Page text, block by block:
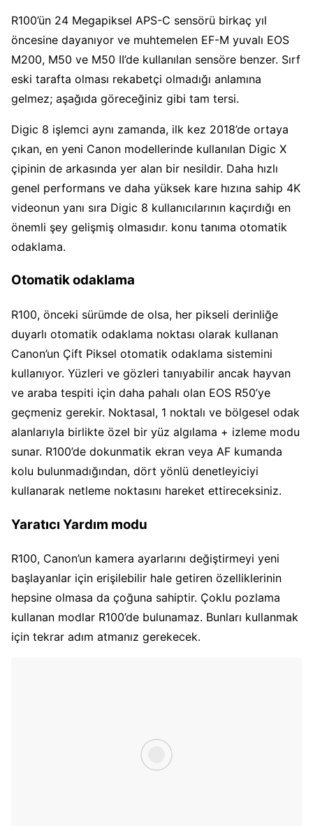
R100’ün 24 Megapiksel APS-C sensörü birkaç yıl
öncesine dayanıyor ve muhtemelen EF-M yuvalı EOS
M200, M50 ve M50 II’de kullanılan sensöre benzer. Sırf
eski tarafta olması rekabetçi olmadığı anlamına
gelmez; aşağıda göreceğiniz gibi tam tersi.
Digic 8 işlemci aynı zamanda, ilk kez 2018’de ortaya
çıkan, en yeni Canon modellerinde kullanılan Digic X
çipinin de arkasında yer alan bir nesildir. Daha hızlı
genel performans ve daha yüksek kare hızına sahip 4K
videonun yanı sıra Digic 8 kullanıcılarının kaçırdığı en
önemli şey gelişmiş olmasıdır. konu tanıma otomatik
odaklama.
Otomatik odaklama
R100, önceki sürümde de olsa, her pikseli derinliğe
duyarlı otomatik odaklama noktası olarak kullanan
Canon’un Çift Piksel otomatik odaklama sistemini
kullanıyor. Yüzleri ve gözleri tanıyabilir ancak hayvan
ve araba tespiti için daha pahalı olan EOS R50’ye
geçmeniz gerekir. Noktasal, 1 noktalı ve bölgesel odak
alanlarıyla birlikte özel bir yüz algılama + izleme modu
sunar. R100’de dokunmatik ekran veya AF kumanda
kolu bulunmadığından, dört yönlü denetleyiciyi
kullanarak netleme noktasını hareket ettireceksiniz.
Yaratıcı Yardım modu
R100, Canon’un kamera ayarlarını değiştirmeyi yeni
başlayanlar için erişilebilir hale getiren özelliklerinin
hepsine olmasa da çoğuna sahiptir. Çoklu pozlama
kullanan modlar R100’de bulunamaz. Bunları kullanmak
için tekrar adım atmanız gerekecek.